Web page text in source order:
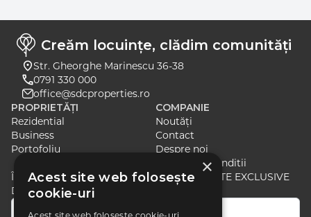
Creăm locuințe, clădim comunități
Str. Gheorghe Marinescu 36-38
0791 330 000
office@sdcproperties.ro
PROPRIETĂȚI
Rezidential
Business
Portofoliu
COMPANIE
Noutăți
Contact
Despre noi
Termeni si Conditii
ÎNSCRIE-TE PENTRU A PRIMI ȘTIRI ȘI OFERTE EXCLUSIVE
DESPRE CELE MAI RECENTE LANSĂRI
×
Acest site web folosește
cookie-uri